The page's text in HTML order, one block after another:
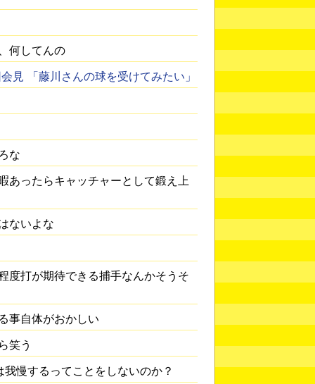
何してんの
見 「藤川さんの球を受けてみたい」
な
あったらキャッチャーとして鍛え上
ないよな
打が期待できる捕手なんかそうそ
事自体がおかしい
笑う
慢するってことをしないのか？